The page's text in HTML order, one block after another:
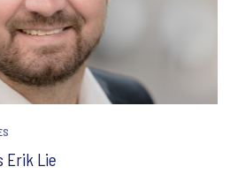
Erik Lie